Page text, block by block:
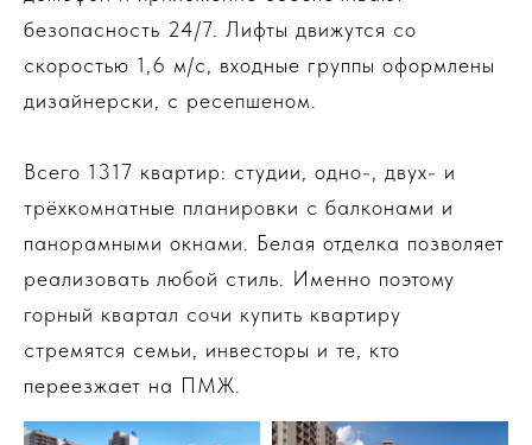
безопасность 24/7. Лифты движутся со
скоростью 1,6 м/с, входные группы оформлены
дизайнерски, с ресепшеном.
Всего 1317 квартир: студии, одно-, двух- и
трёхкомнатные планировки с балконами и
панорамными окнами. Белая отделка позволяет
реализовать любой стиль. Именно поэтому
горный квартал сочи купить квартиру
стремятся семьи, инвесторы и те, кто
переезжает на ПМЖ.